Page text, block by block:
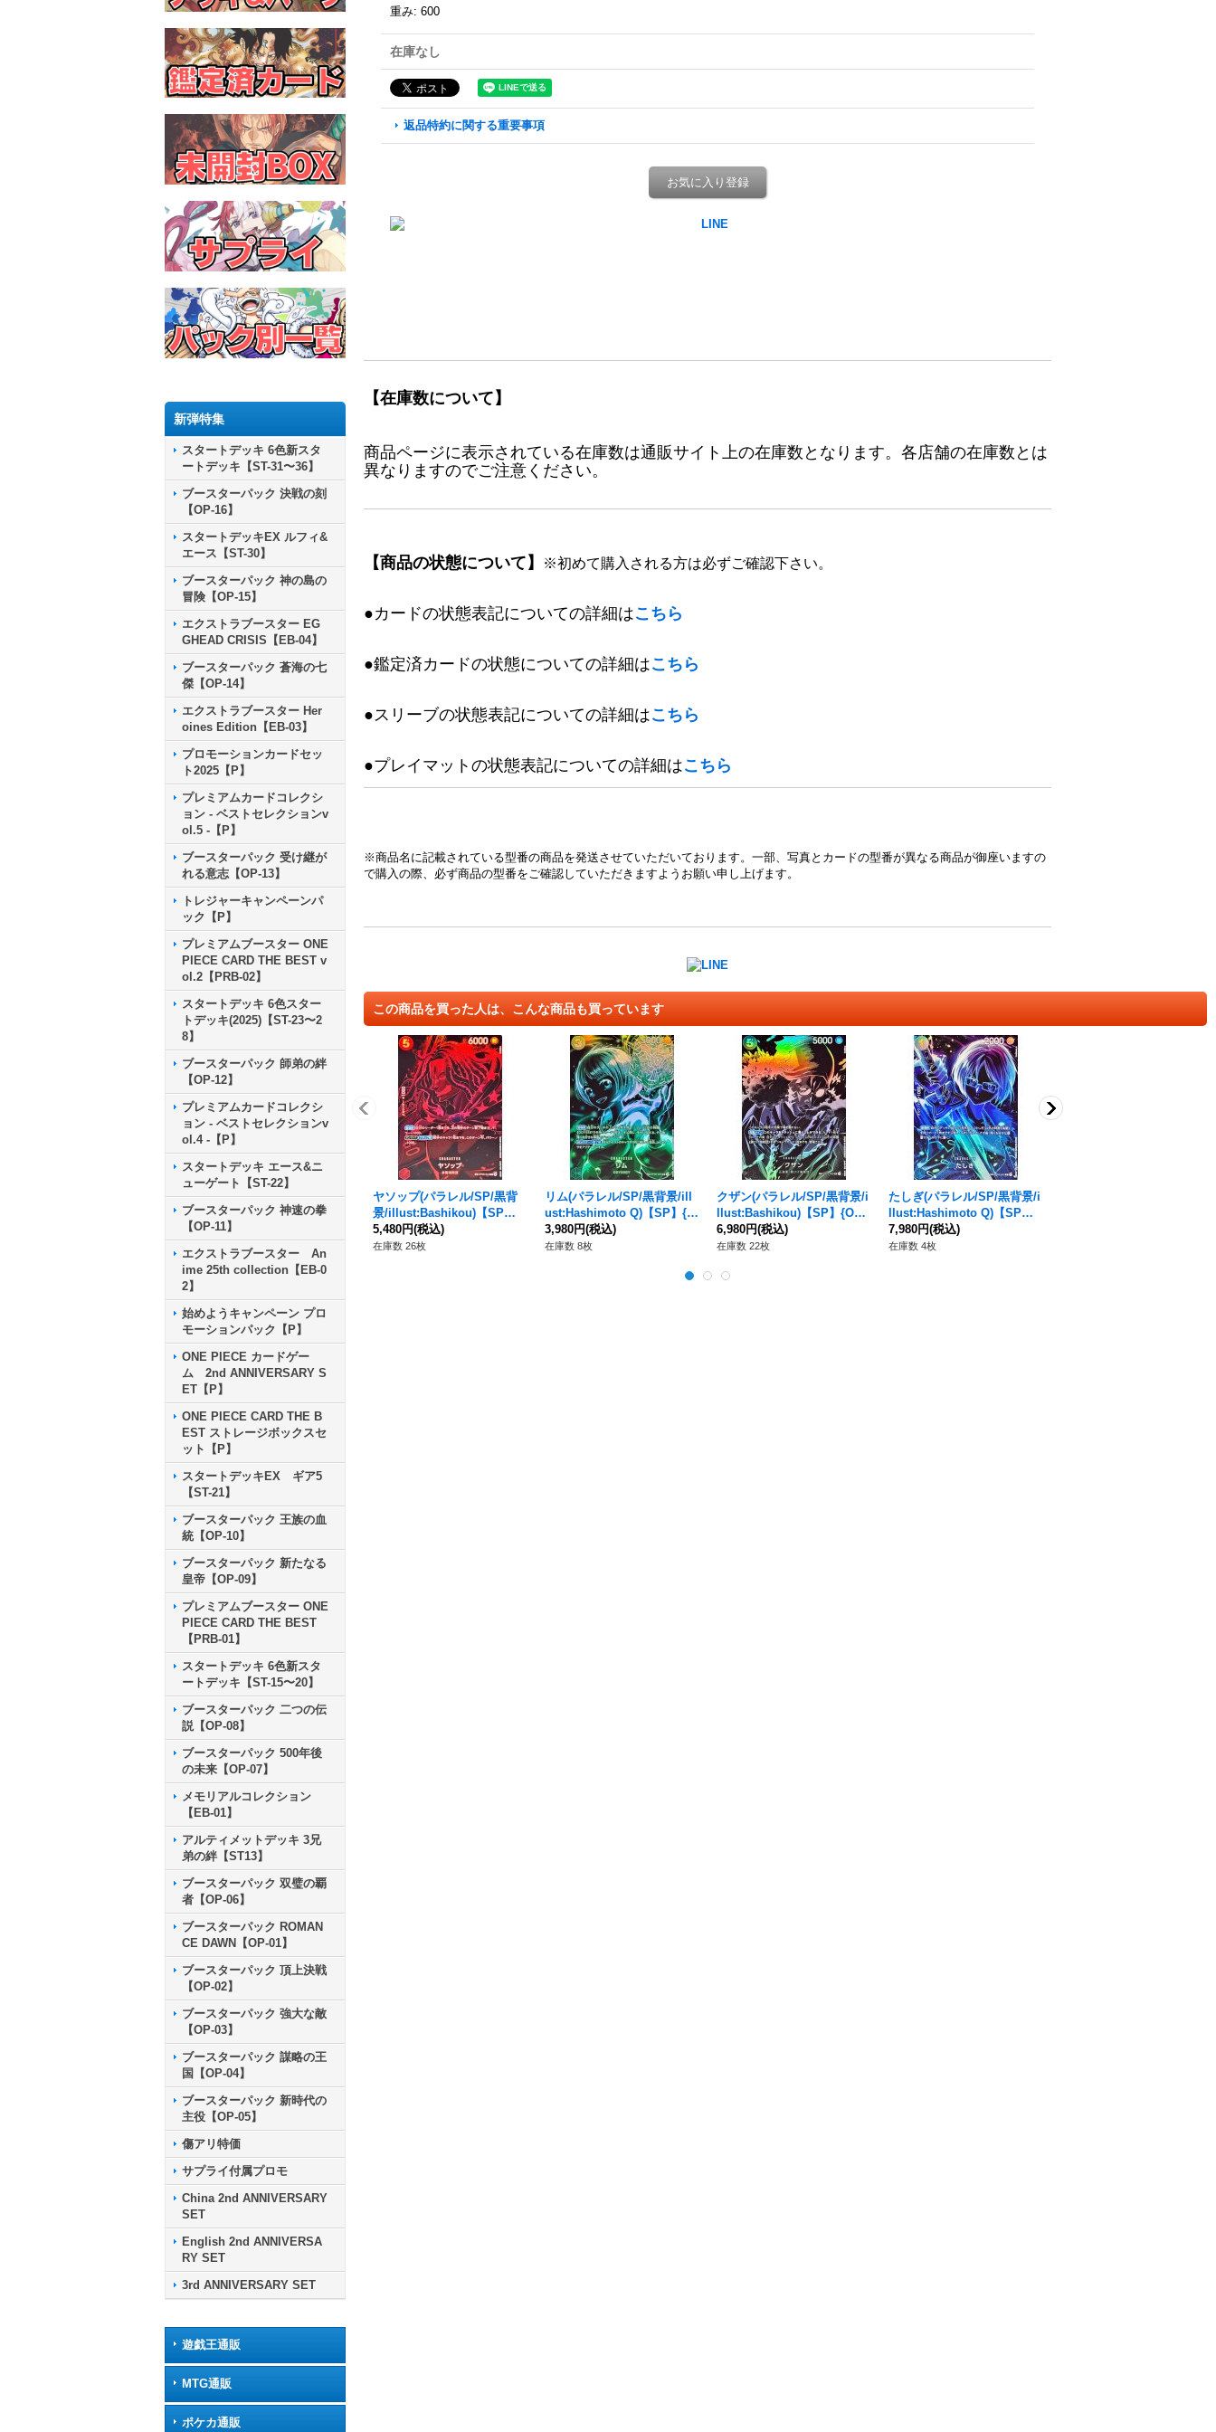
新弾特集
スタートデッキ 6色新スタ
ートデッキ【ST-31〜36】
ブースターパック 決戦の刻
【OP-16】
スタートデッキEX ルフィ&
エース【ST-30】
ブースターパック 神の島の
冒険【OP-15】
エクストラブースター EG
GHEAD CRISIS【EB-04】
ブースターパック 蒼海の七
傑【OP-14】
エクストラブースター Her
oines Edition【EB-03】
プロモーションカードセッ
ト2025【P】
プレミアムカードコレクシ
ョン - ベストセレクションv
ol.5 -【P】
ブースターパック 受け継が
れる意志【OP-13】
トレジャーキャンペーンパ
ック【P】
プレミアムブースター ONE
PIECE CARD THE BEST v
ol.2【PRB-02】
スタートデッキ 6色スター
トデッキ(2025)【ST-23〜2
8】
ブースターパック 師弟の絆
【OP-12】
プレミアムカードコレクシ
ョン - ベストセレクションv
ol.4 -【P】
スタートデッキ エース&ニ
ューゲート【ST-22】
ブースターパック 神速の拳
【OP-11】
エクストラブースター An
ime 25th collection【EB-0
2】
始めようキャンペーン プロ
モーションパック【P】
ONE PIECE カードゲー
ム 2nd ANNIVERSARY S
ET【P】
ONE PIECE CARD THE B
EST ストレージボックスセ
ット【P】
スタートデッキEX ギア5
【ST-21】
ブースターパック 王族の血
統【OP-10】
ブースターパック 新たなる
皇帝【OP-09】
プレミアムブースター ONE
PIECE CARD THE BEST
【PRB-01】
スタートデッキ 6色新スタ
ートデッキ【ST-15〜20】
ブースターパック 二つの伝
説【OP-08】
ブースターパック 500年後
の未来【OP-07】
メモリアルコレクション
【EB-01】
アルティメットデッキ 3兄
弟の絆【ST13】
ブースターパック 双璧の覇
者【OP-06】
ブースターパック ROMAN
CE DAWN【OP-01】
ブースターパック 頂上決戦
【OP-02】
ブースターパック 強大な敵
【OP-03】
ブースターパック 謀略の王
国【OP-04】
ブースターパック 新時代の
主役【OP-05】
傷アリ特価
サプライ付属プロモ
China 2nd ANNIVERSARY
SET
English 2nd ANNIVERSA
RY SET
3rd ANNIVERSARY SET
遊戯王通販
MTG通販
ポケカ通販
重み: 600
在庫なし
返品特約に関する重要事項
お気に入り登録
【在庫数について】
商品ページに表示されている在庫数は通販サイト上の在庫数となります。各店舗の在庫数とは
異なりますのでご注意ください。
【商品の状態について】 ※初めて購入される方は必ずご確認下さい。
●カードの状態表記についての詳細はこちら
●鑑定済カードの状態についての詳細はこちら
●スリーブの状態表記についての詳細はこちら
●プレイマットの状態表記についての詳細はこちら
※商品名に記載されている型番の商品を発送させていただいております。一部、写真とカードの型番が異なる商品が御座いますの
で購入の際、必ず商品の型番をご確認していただきますようお願い申し上げます。
この商品を買った人は、こんな商品も買っています
ヤソップ(パラレル/SP/黒背
景/illust:Bashikou)【SP】
{OP09-013[OP12]}
5,480円(税込)
在庫数 26枚
リム(パラレル/SP/黒背景/ill
ust:Hashimoto Q)【SP】{O
P09-037[OP12]}
3,980円(税込)
在庫数 8枚
クザン(パラレル/SP/黒背景/i
llust:Bashikou)【SP】{OP1
0-082[OP12]}
6,980円(税込)
在庫数 22枚
たしぎ(パラレル/SP/黒背景/i
llust:Hashimoto Q)【SP】
{OP06-050[OP12]}
7,980円(税込)
在庫数 4枚